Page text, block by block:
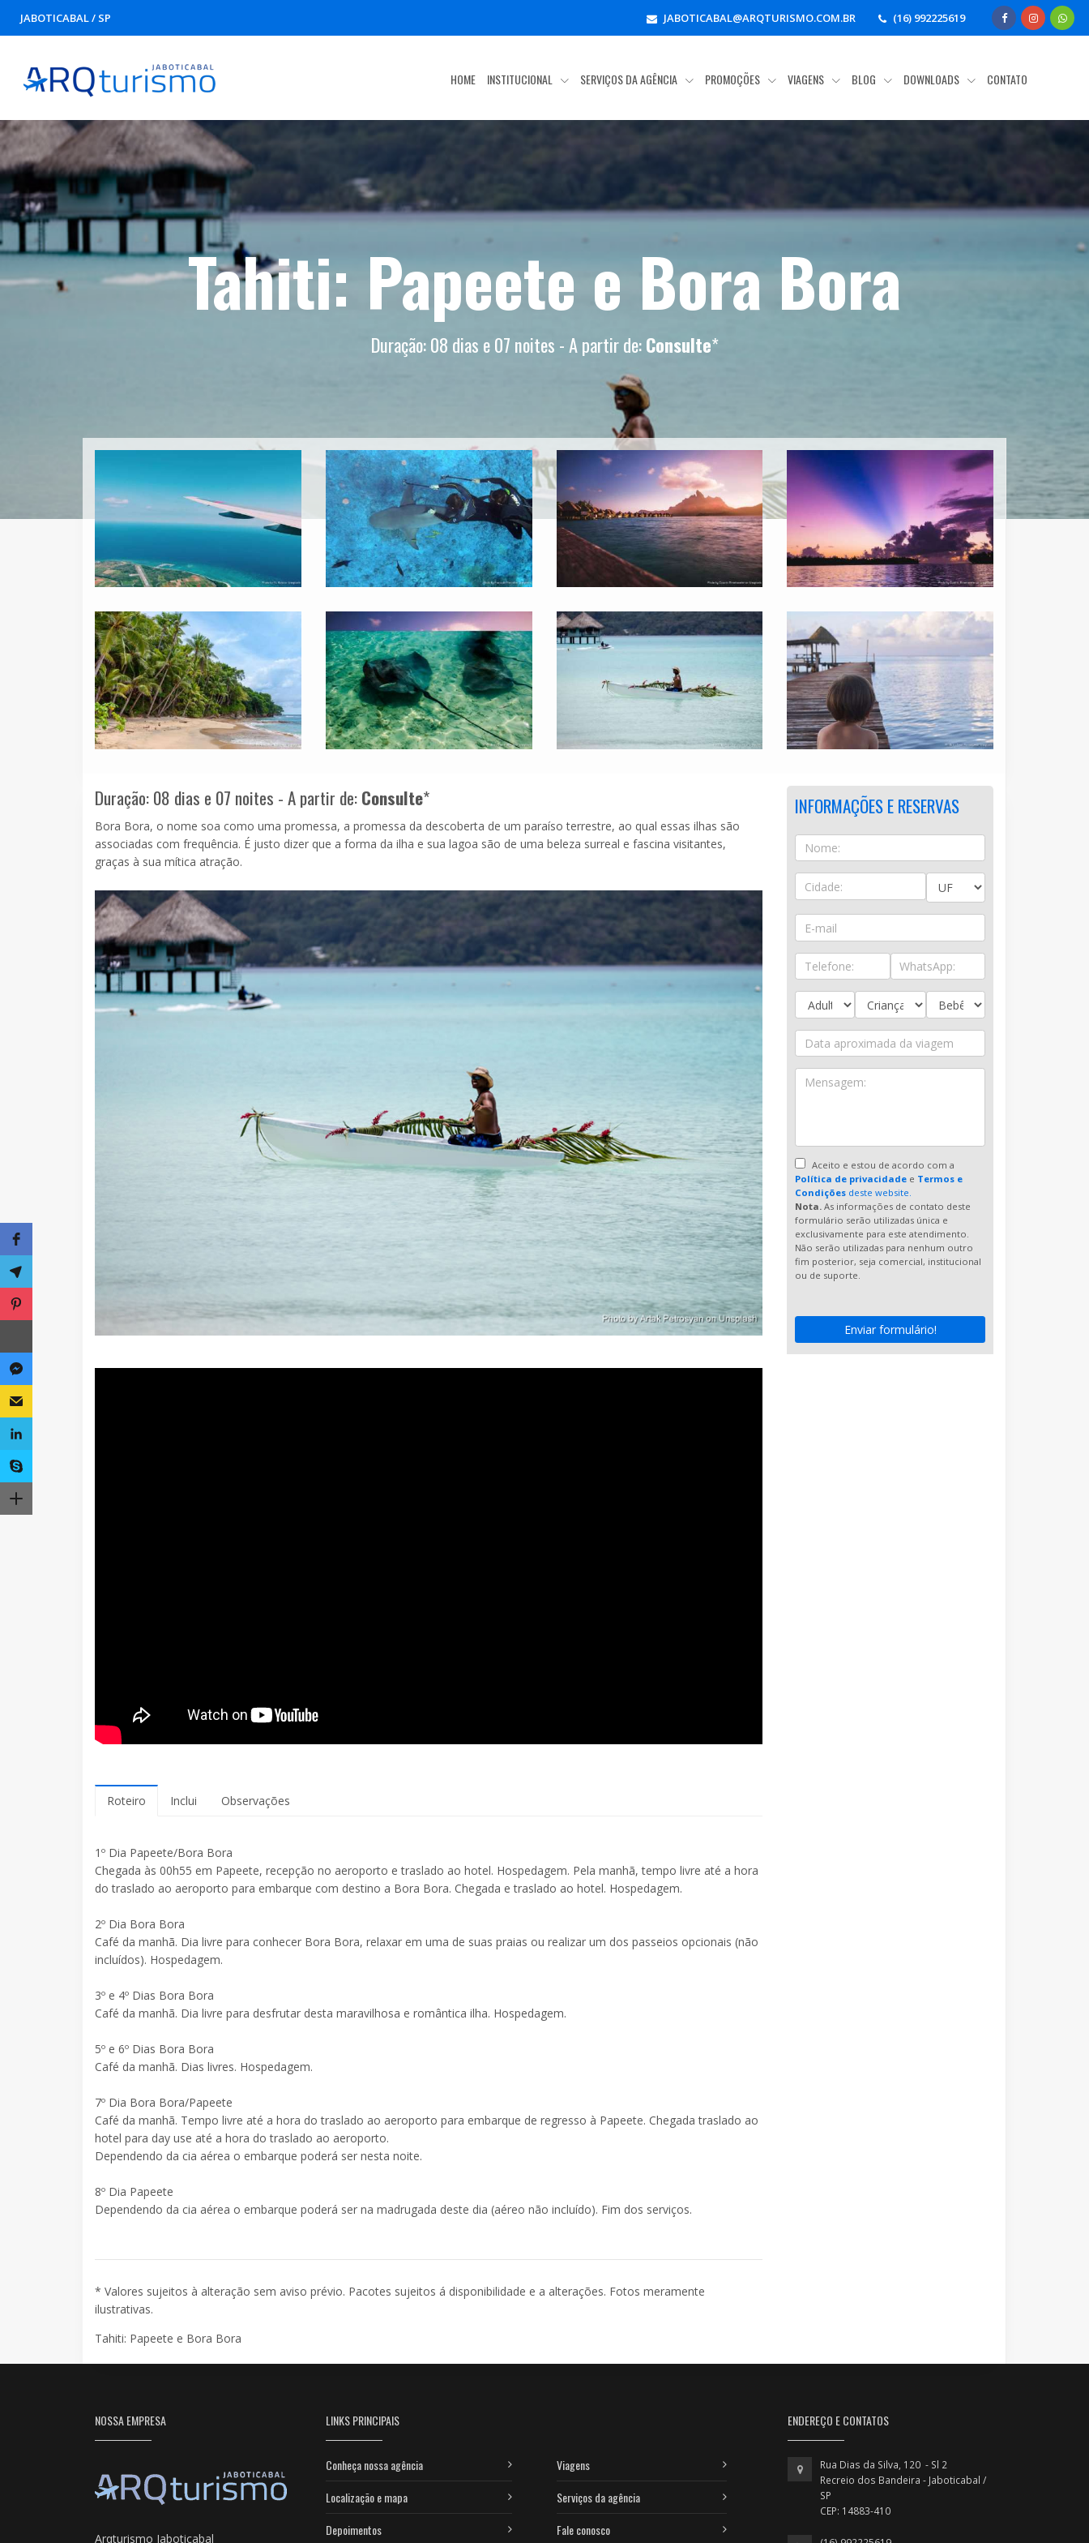
JABOTICABAL / SP JABOTICABAL@ARQTURISMO.COM.BR (16) 992225619
HOME INSTITUCIONAL SERVIÇOS DA AGÊNCIA PROMOÇÕES VIAGENS BLOG DOWNLOADS CONTATO
Tahiti: Papeete e Bora Bora
Duração: 08 dias e 07 noites - A partir de:Consulte*
Duração: 08 dias e 07 noites - A partir de:Consulte*
Bora Bora, o nome soa como uma promessa, a promessa da descoberta de um paraíso terrestre, ao qual essas ilhas são
associadas com frequência. É justo dizer que a forma da ilha e sua lagoa são de uma beleza surreal e fascina visitantes,
graças à sua mítica atração.
Roteiro Inclui Observações
1º Dia Papeete/Bora Bora
Chegada às 00h55 em Papeete, recepção no aeroporto e traslado ao hotel. Hospedagem. Pela manhã, tempo livre até a hora
do traslado ao aeroporto para embarque com destino a Bora Bora. Chegada e traslado ao hotel. Hospedagem.
2º Dia Bora Bora
Café da manhã. Dia livre para conhecer Bora Bora, relaxar em uma de suas praias ou realizar um dos passeios opcionais (não
incluídos). Hospedagem.
3º e 4º Dias Bora Bora
Café da manhã. Dia livre para desfrutar desta maravilhosa e romântica ilha. Hospedagem.
5º e 6º Dias Bora Bora
Café da manhã. Dias livres. Hospedagem.
7º Dia Bora Bora/Papeete
Café da manhã. Tempo livre até a hora do traslado ao aeroporto para embarque de regresso à Papeete. Chegada traslado ao
hotel para day use até a hora do traslado ao aeroporto.
Dependendo da cia aérea o embarque poderá ser nesta noite.
8º Dia Papeete
Dependendo da cia aérea o embarque poderá ser na madrugada deste dia (aéreo não incluído). Fim dos serviços.
* Valores sujeitos à alteração sem aviso prévio. Pacotes sujeitos á disponibilidade e a alterações. Fotos meramente
ilustrativas.
Tahiti: Papeete e Bora Bora
INFORMAÇÕES E RESERVAS
Aceito e estou de acordo com a
Política de privacidade e Termos e
Condições deste website.
Nota. As informações de contato deste
formulário serão utilizadas única e
exclusivamente para este atendimento.
Não serão utilizadas para nenhum outro
fim posterior, seja comercial, institucional
ou de suporte.
Enviar formulário!
NOSSA EMPRESA
Arqturismo Jaboticabal
LINKS PRINCIPAIS
Conheça nossa agência
Localização e mapa
Depoimentos
Viagens
Serviços da agência
Fale conosco
ENDEREÇO E CONTATOS
Rua Dias da Silva, 120 - Sl 2
Recreio dos Bandeira - Jaboticabal /
SP
CEP: 14883-410